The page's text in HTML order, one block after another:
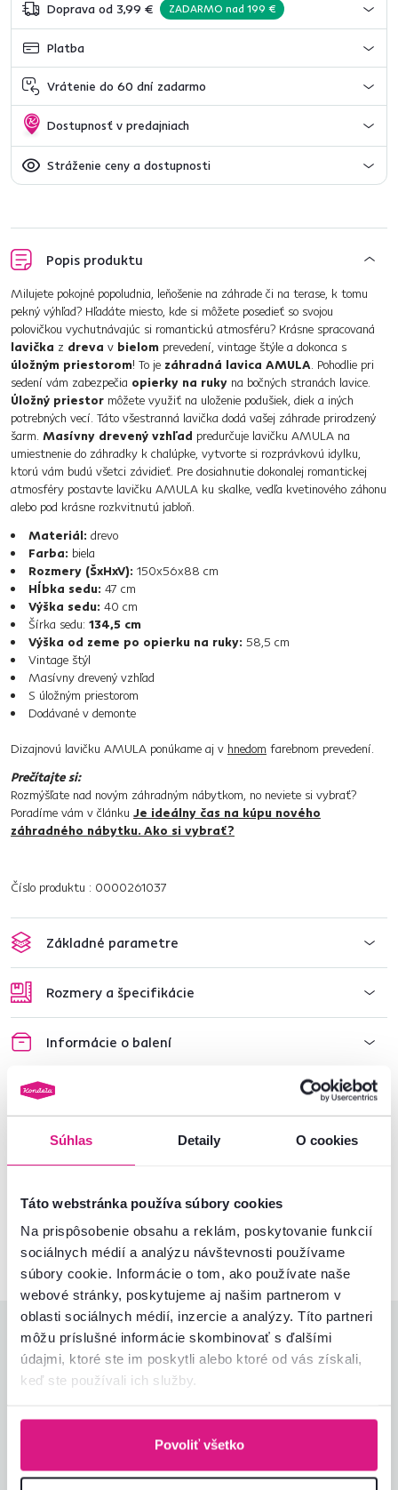
Súhlas Detaily O cookies
Táto webstránka používa súbory cookies
Na prispôsobenie obsahu a reklám, poskytovanie funkcií
sociálnych médií a analýzu návštevnosti používame
súbory cookie. Informácie o tom, ako používate naše
webové stránky, poskytujeme aj našim partnerom v
oblasti sociálnych médií, inzercie a analýzy. Títo partneri
môžu príslušné informácie skombinovať s ďalšími
údajmi, ktoré ste im poskytli alebo ktoré od vás získali,
keď ste používali ich služby.
Povoliť všetko
Doprava od 3,99 € ZADARMO nad 199 €
Platba
Vrátenie do 60 dní zadarmo
Dostupnosť v predajniach
Stráženie ceny a dostupnosti
Popis produktu
Milujete pokojné popoludnia, leňošenie na záhrade či na terase, k tomu
pekný výhľad? Hľadáte miesto, kde si môžete posedieť so svojou
polovičkou vychutnávajúc si romantickú atmosféru? Krásne spracovaná
lavička z dreva v bielom prevedení, vintage štýle a dokonca s
úložným priestorom! To je záhradná lavica AMULA. Pohodlie pri
sedení vám zabezpečia opierky na ruky na bočných stranách lavice.
Úložný priestor môžete využiť na uloženie podušiek, diek a iných
potrebných vecí. Táto všestranná lavička dodá vašej záhrade prirodzený
šarm. Masívny drevený vzhľad predurčuje lavičku AMULA na
umiestnenie do záhradky k chalúpke, vytvorte si rozprávkovú idylku,
ktorú vám budú všetci závidieť. Pre dosiahnutie dokonalej romantickej
atmosféry postavte lavičku AMULA ku skalke, vedľa kvetinového záhonu
alebo pod krásne rozkvitnutú jabloň.
Materiál: drevo
Farba: biela
Rozmery (ŠxHxV): 150x56x88 cm
Hĺbka sedu: 47 cm
Výška sedu: 40 cm
Šírka sedu: 134,5 cm
Výška od zeme po opierku na ruky: 58,5 cm
Vintage štýl
Masívny drevený vzhľad
S úložným priestorom
Dodávané v demonte
Dizajnovú lavičku AMULA ponúkame aj v hnedom farebnom prevedení.
Prečítajte si:
Rozmýšľate nad novým záhradným nábytkom, no neviete si vybrať?
Poradíme vám v článku Je ideálny čas na kúpu nového
záhradného nábytku. Ako si vybrať?
Číslo produktu : 0000261037
Základné parametre
Rozmery a špecifikácie
Informácie o balení
Montážny návod
Nenašli ste požadované informácie?
02/ 40 100 100 Spustiť chat
Hodnotenia produktu
Jednoduchosť montáže
Zodpovedá očakávaniam
4,0
Zabalenie výrobku